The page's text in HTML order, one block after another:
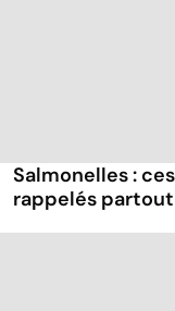
Salmonelles :
rappelés